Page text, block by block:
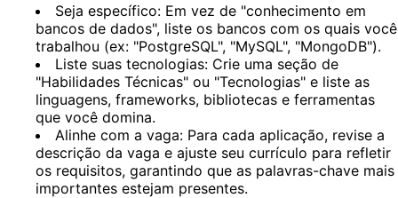
Seja específico: Em vez de "conhecimento em
bancos de dados", liste os bancos com os quais você
trabalhou (ex: "PostgreSQL", "MySQL", "MongoDB").
Liste suas tecnologias: Crie uma seção de
"Habilidades Técnicas" ou "Tecnologias" e liste as
linguagens, frameworks, bibliotecas e ferramentas
que você domina.
Alinhe com a vaga: Para cada aplicação, revise a
descrição da vaga e ajuste seu currículo para refletir
os requisitos, garantindo que as palavras-chave mais
importantes estejam presentes.